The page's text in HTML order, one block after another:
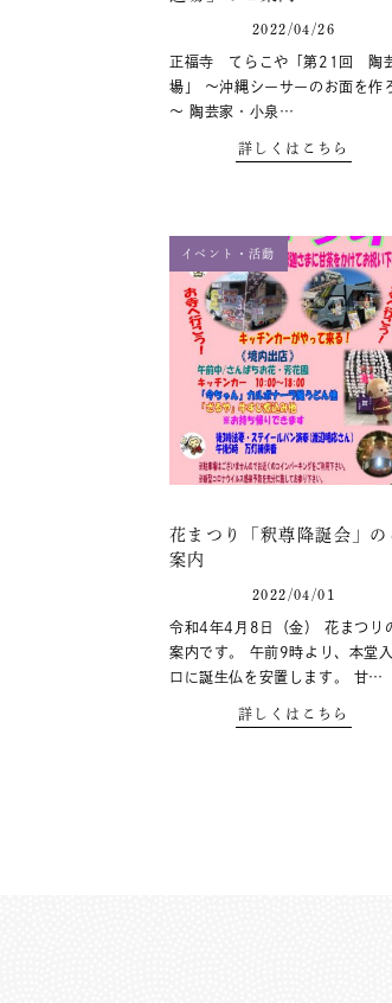
2022/04/26
正福寺 てらこや「第21回 陶
場」 ～沖縄シーサーのお面を作
～ 陶芸家・小泉…
詳しくはこちら
イベント・活動
花まつり「釈尊降誕会」の
案内
2022/04/01
令和4年4月8日（金） 花まつり
案内です。 午前9時より、本堂
口に誕生仏を安置します。 甘…
詳しくはこちら